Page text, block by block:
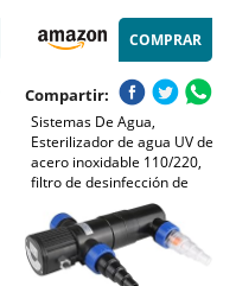
COMPRAR
Compartir:
Sistemas De Agua,
Esterilizador de agua UV de
acero inoxidable 110/220,
filtro de desinfección de
bebida directa de lámpara
de tubo ultravioleta,
purificador de tanque de
peces de acuario Mayor